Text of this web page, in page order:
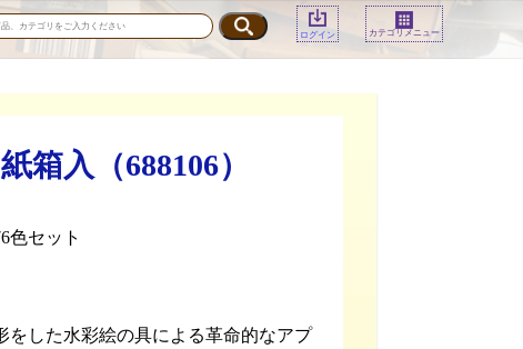
ログイン カテゴリメニュー
入（688106）
色セット
した水彩絵の具による革命的なアプ